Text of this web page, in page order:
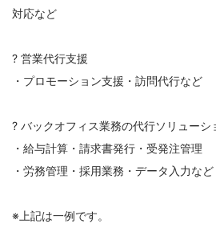
対応など
? 営業代行支援
・プロモーション支援・訪問代行など
? バックオフィス業務の代行ソリューシ
・給与計算・請求書発行・受発注管理
・労務管理・採用業務・データ入力など
※上記は一例です。